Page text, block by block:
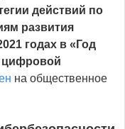
действий по
развития
годах в «Год
цифровой
на общественное